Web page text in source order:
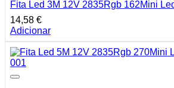
Fita Led 3M 12V 2835Rgb 162Mini
14,58 €
Adicionar